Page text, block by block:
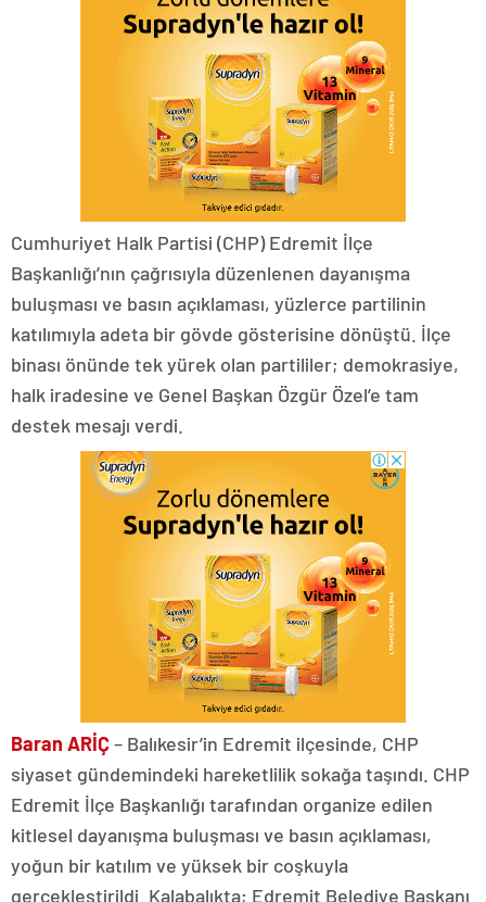
Cumhuriyet Halk Partisi (CHP) Edremit İlçe
Başkanlığı’nın çağrısıyla düzenlenen dayanışma
buluşması ve basın açıklaması, yüzlerce partilinin
katılımıyla adeta bir gövde gösterisine dönüştü. İlçe
binası önünde tek yürek olan partililer; demokrasiye,
halk iradesine ve Genel Başkan Özgür Özel’e tam
destek mesajı verdi.
Baran ARİÇ– Balıkesir’in Edremit ilçesinde, CHP
siyaset gündemindeki hareketlilik sokağa taşındı. CHP
Edremit İlçe Başkanlığı tarafından organize edilen
kitlesel dayanışma buluşması ve basın açıklaması,
yoğun bir katılım ve yüksek bir coşkuyla
gerçekleştirildi. Kalabalıkta; Edremit Belediye Başkanı